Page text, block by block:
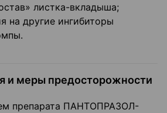
листка-вкладыша;
на другие ингибиторы
и меры предосторожности
препарата ПАНТОПРАЗОЛ-